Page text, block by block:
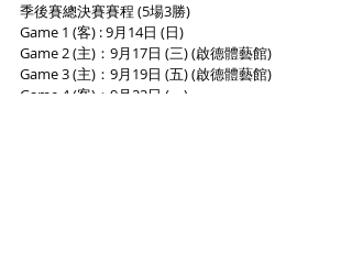
季後賽總決賽賽程 (5場3勝)
Game 1 (客) : 9月14日 (日)
Game 2 (主)：9月17日 (三) (啟德體藝館)
Game 3 (主)：9月19日 (五) (啟德體藝館)
Game 4 (客)：9月22日 (一)